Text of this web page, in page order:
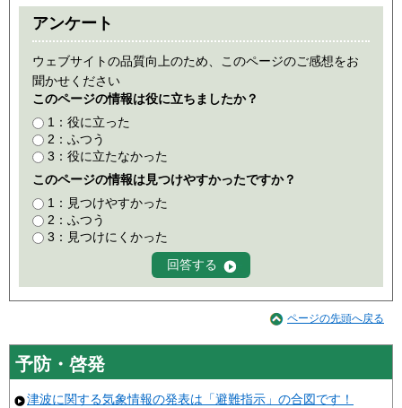
アンケート
ウェブサイトの品質向上のため、このページのご感想をお
聞かせください
このページの情報は役に立ちましたか？
1：役に立った
2：ふつう
3：役に立たなかった
このページの情報は見つけやすかったですか？
1：見つけやすかった
2：ふつう
3：見つけにくかった
ページの先頭へ戻る
予防・啓発
津波に関する気象情報の発表は「避難指示」の合図です！